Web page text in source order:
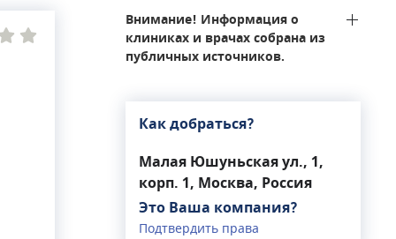
Внимание! Информация о
клиниках и врачах собрана из
публичных источников.
Как добраться?
Малая Юшуньская ул., 1,
корп. 1, Москва, Россия
Это Ваша компания?
Подтвердить права